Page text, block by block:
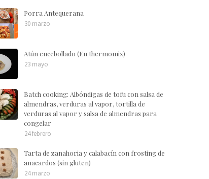
Porra Antequerana
30 marzo
Atún encebollado (En thermomix)
23 mayo
Batch cooking: Albóndigas de tofu con salsa de
almendras, verduras al vapor, tortilla de
verduras al vapor y salsa de almendras para
congelar
24 febrero
Tarta de zanahoria y calabacín con frosting de
anacardos (sin gluten)
24 marzo